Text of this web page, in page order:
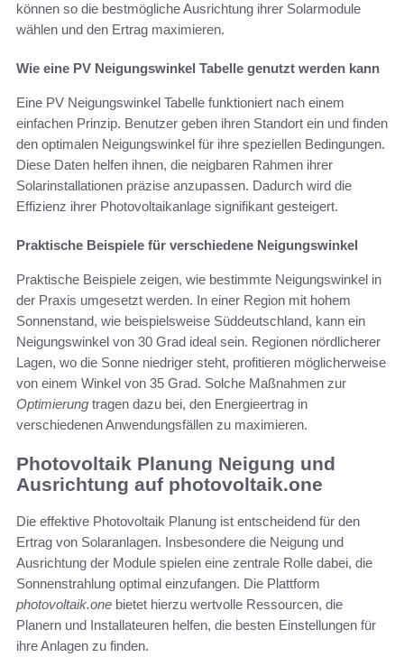
können so die bestmögliche Ausrichtung ihrer Solarmodule
wählen und den Ertrag maximieren.
Wie eine PV Neigungswinkel Tabelle genutzt werden kann
Eine PV Neigungswinkel Tabelle funktioniert nach einem
einfachen Prinzip. Benutzer geben ihren Standort ein und finden
den optimalen Neigungswinkel für ihre speziellen Bedingungen.
Diese Daten helfen ihnen, die neigbaren Rahmen ihrer
Solarinstallationen präzise anzupassen. Dadurch wird die
Effizienz ihrer Photovoltaikanlage signifikant gesteigert.
Praktische Beispiele für verschiedene Neigungswinkel
Praktische Beispiele zeigen, wie bestimmte Neigungswinkel in
der Praxis umgesetzt werden. In einer Region mit hohem
Sonnenstand, wie beispielsweise Süddeutschland, kann ein
Neigungswinkel von 30 Grad ideal sein. Regionen nördlicherer
Lagen, wo die Sonne niedriger steht, profitieren möglicherweise
von einem Winkel von 35 Grad. Solche Maßnahmen zur
Optimierung tragen dazu bei, den Energieertrag in
verschiedenen Anwendungsfällen zu maximieren.
Photovoltaik Planung Neigung und
Ausrichtung auf photovoltaik.one
Die effektive Photovoltaik Planung ist entscheidend für den
Ertrag von Solaranlagen. Insbesondere die Neigung und
Ausrichtung der Module spielen eine zentrale Rolle dabei, die
Sonnenstrahlung optimal einzufangen. Die Plattform
photovoltaik.one bietet hierzu wertvolle Ressourcen, die
Planern und Installateuren helfen, die besten Einstellungen für
ihre Anlagen zu finden.